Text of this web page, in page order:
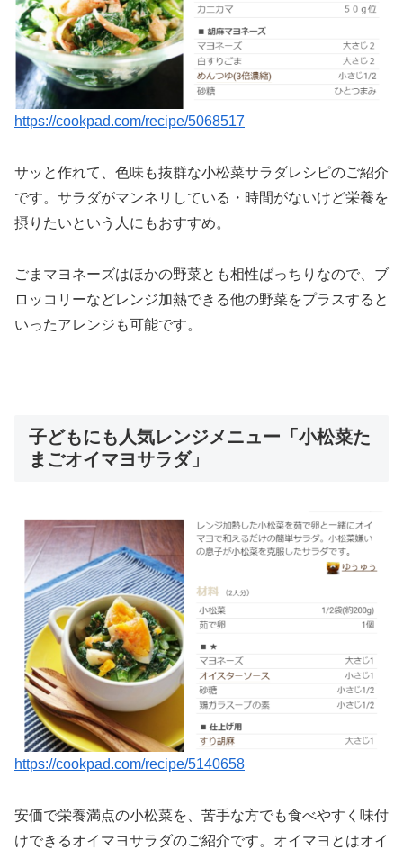
https://cookpad.com/recipe/5068517
サッと作れて、色味も抜群な小松菜サラダレシピのご紹介
です。サラダがマンネリしている・時間がないけど栄養を
摂りたいという人にもおすすめ。
ごまマヨネーズはほかの野菜とも相性ばっちりなので、ブ
ロッコリーなどレンジ加熱できる他の野菜をプラスすると
いったアレンジも可能です。
子どもにも人気レンジメニュー「小松菜た
まごオイマヨサラダ」
https://cookpad.com/recipe/5140658
安価で栄養満点の小松菜を、苦手な方でも食べやすく味付
けできるオイマヨサラダのご紹介です。オイマヨとはオイ